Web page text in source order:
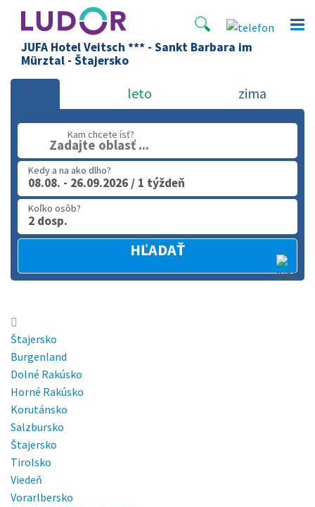
JUFA Hotel Veitsch *** - Sankt Barbara im
Mürztal - Štajersko
leto zima
Kam chcete ísť?
Zadajte oblasť ...
Kedy a na ako dlho?
08.08. - 26.09.2026 / 1 týždeň
Koľko osôb?
2 dosp.
HĽADAŤ
Štajersko
Burgenland
Dolné Rakúsko
Horné Rakúsko
Korutánsko
Salzbursko
Štajersko
Tirolsko
Viedeň
Vorarlbersko